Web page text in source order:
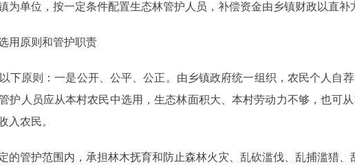
单位，按一定条件配置生态林管护人员，补偿资金由乡镇财政以直补
用原则和管护职责
下原则：一是公开、公平、公正。由乡镇政府统一组织，农民个人自
护人员应从本村农民中选用，生态林面积大、本村劳动力不够，也可
入农民。
管护范围内，承担林木抚育和防止森林火灾、乱砍滥伐、乱捕滥猎、